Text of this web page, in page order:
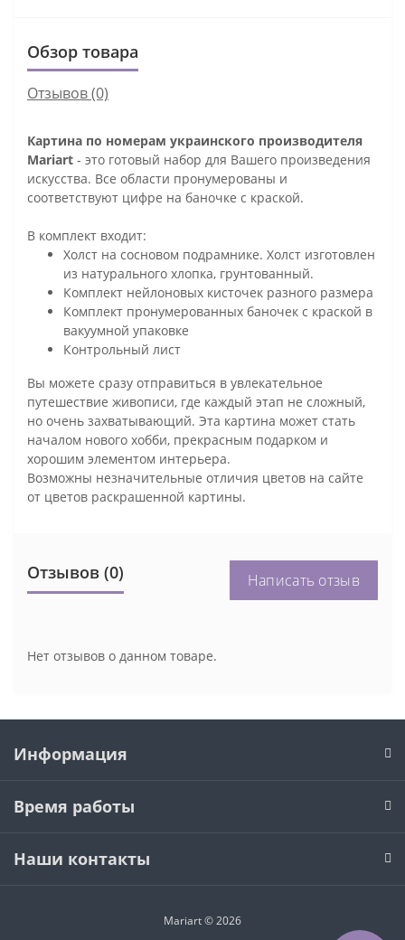
Обзор товара
Отзывов (0)
Картина по номерам украинского производителя
Mariart - это готовый набор для Вашего произведения
искусства. Все области пронумерованы и
соответствуют цифре на баночке с краской.
В комплект входит:
Холст на сосновом подрамнике. Холст изготовлен
из натурального хлопка, грунтованный.
Комплект нейлоновых кисточек разного размера
Комплект пронумерованных баночек с краской в
вакуумной упаковке
Контрольный лист
Вы можете сразу отправиться в увлекательное
путешествие живописи, где каждый этап не сложный,
но очень захватывающий. Эта картина может стать
началом нового хобби, прекрасным подарком и
хорошим элементом интерьера.
Возможны незначительные отличия цветов на сайте
от цветов раскрашенной картины.
Отзывов (0) Написать отзыв
Нет отзывов о данном товаре.
Информация
Время работы
Наши контакты
Mariart © 2026